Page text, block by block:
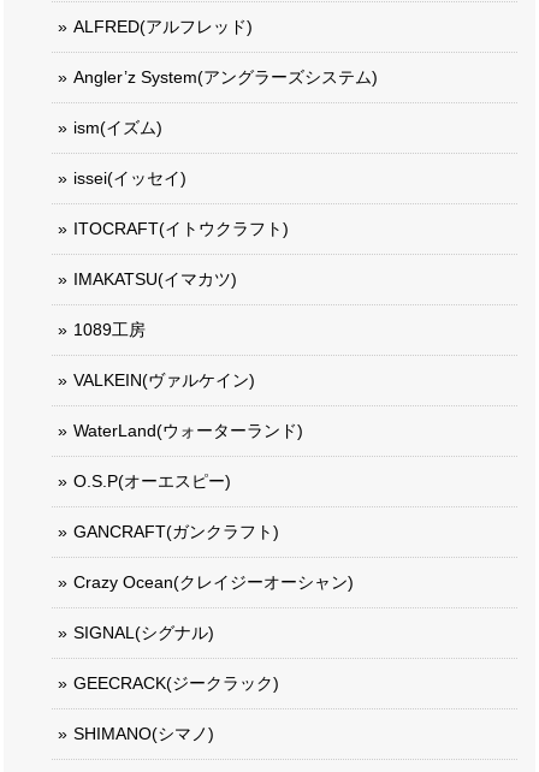
ALFRED(アルフレッド)
Angler’z System(アングラーズシステム)
ism(イズム)
issei(イッセイ)
ITOCRAFT(イトウクラフト)
IMAKATSU(イマカツ)
1089工房
VALKEIN(ヴァルケイン)
WaterLand(ウォーターランド)
O.S.P(オーエスピー)
GANCRAFT(ガンクラフト)
Crazy Ocean(クレイジーオーシャン)
SIGNAL(シグナル)
GEECRACK(ジークラック)
SHIMANO(シマノ)